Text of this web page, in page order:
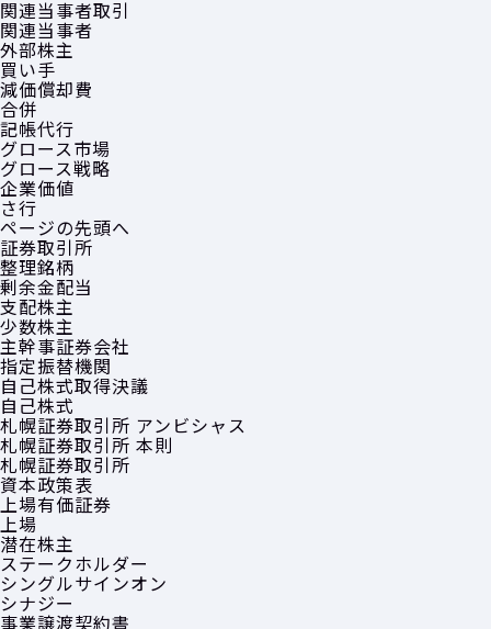
関連当事者取引
関連当事者
外部株主
買い手
減価償却費
合併
記帳代行
グロース市場
グロース戦略
企業価値
さ行
ページの先頭へ
証券取引所
整理銘柄
剰余金配当
支配株主
少数株主
主幹事証券会社
指定振替機関
自己株式取得決議
自己株式
札幌証券取引所 アンビシャス
札幌証券取引所 本則
札幌証券取引所
資本政策表
上場有価証券
上場
潜在株主
ステークホルダー
シングルサインオン
シナジー
事業譲渡契約書